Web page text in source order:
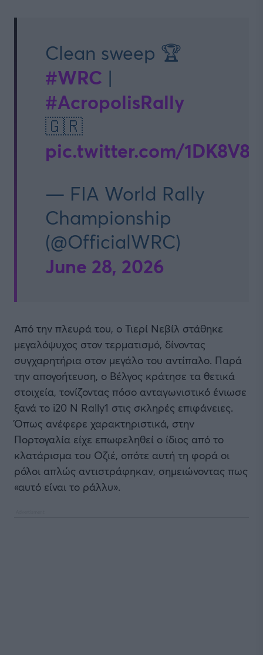
Clean sweep 🏆
#WRC |
#AcropolisRally
🇬🇷
pic.twitter.com/
— FIA World Rally
Championship
(@OfficialWRC)
June 28, 2026
Από την πλευρά του, ο Τιερί Νεβίλ στάθηκε
μεγαλόψυχος στον τερματισμό, δίνοντας
συγχαρητήρια στον μεγάλο του αντίπαλο. Παρά
την απογοήτευση, ο Βέλγος κράτησε τα θετικά
στοιχεία, τονίζοντας πόσο ανταγωνιστικό ένιωσε
ξανά το i20 N Rally1 στις σκληρές επιφάνειες.
Όπως ανέφερε χαρακτηριστικά, στην
Πορτογαλία είχε επωφεληθεί ο ίδιος από το
κλατάρισμα του Οζιέ, οπότε αυτή τη φορά οι
ρόλοι απλώς αντιστράφηκαν, σημειώνοντας πως
«αυτό είναι το ράλλυ».